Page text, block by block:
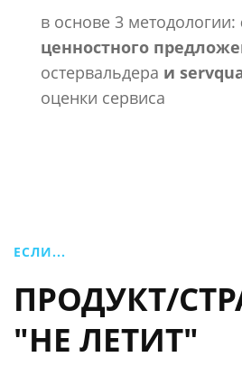
в основе 3 методологии:
ценностного
остервальдера и
оценки сервиса
ЕСЛИ...
ПРОДУКТ/
"НЕ ЛЕТИТ"